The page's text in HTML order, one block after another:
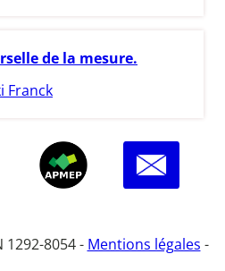
de la mesure.
Franck
1292-8054 - Mentions légales -